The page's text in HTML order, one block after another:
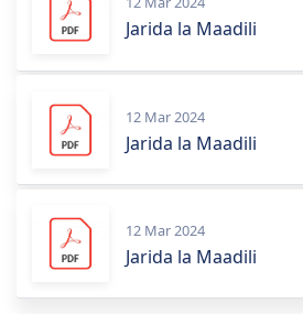
Jarida la Maadili
12 Mar 2024
Jarida la Maadili
12 Mar 2024
Jarida la Maadili